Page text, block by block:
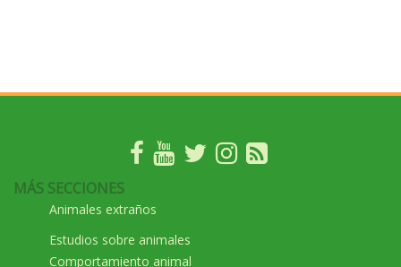
MÁS SECCIONES
Animales extraños
Estudios sobre animales
Comportamiento animal